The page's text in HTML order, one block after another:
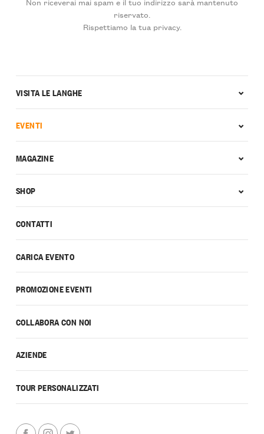
riservato.
Rispettiamo la tua privacy.
CONTATTI
CARICA EVENTO
PROMOZIONE EVENTI
COLLABORA CON NOI
AZIENDE
TOUR PERSONALIZZATI
VISITA LE LANGHE
EVENTI
MAGAZINE
SHOP